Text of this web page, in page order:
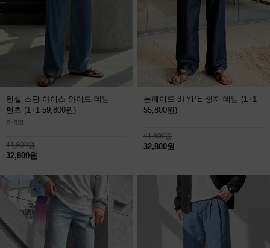
텐셀 스판 아이스 와이드 데님
팬츠 (1+1 59,800원)
S~3XL
41,800원
32,800원
논페이드 3TYPE 생지 데님 (1+1
55,800원)
41,800원
32,800원